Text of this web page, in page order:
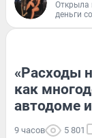
Открыла
деньги
«Расходы
как
автодоме
9 часов 5 801